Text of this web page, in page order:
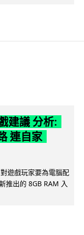
建議 分析:
連自家
遊戲玩家要為電腦配
推出的 8GB RAM 入